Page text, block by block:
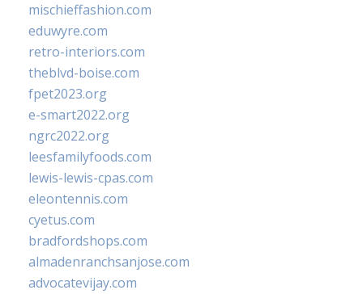
mischieffashion.com
eduwyre.com
retro-interiors.com
theblvd-boise.com
fpet2023.org
e-smart2022.org
ngrc2022.org
leesfamilyfoods.com
lewis-lewis-cpas.com
eleontennis.com
cyetus.com
bradfordshops.com
almadenranchsanjose.com
advocatevijay.com